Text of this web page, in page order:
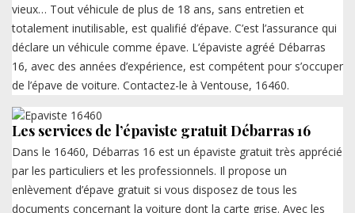
vieux… Tout véhicule de plus de 18 ans, sans entretien et
totalement inutilisable, est qualifié d’épave. C’est l’assurance qui
déclare un véhicule comme épave. L’épaviste agréé Débarras
16, avec des années d’expérience, est compétent pour s’occuper
de l’épave de voiture. Contactez-le à Ventouse, 16460.
Les services de l’épaviste gratuit Débarras 16
Dans le 16460, Débarras 16 est un épaviste gratuit très apprécié
par les particuliers et les professionnels. Il propose un
enlèvement d’épave gratuit si vous disposez de tous les
documents concernant la voiture dont la carte grise. Avec les